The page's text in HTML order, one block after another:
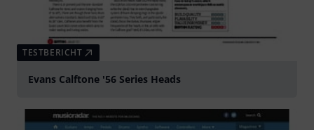
TESTBERICHT
Evans Calftone '56 Series Heads